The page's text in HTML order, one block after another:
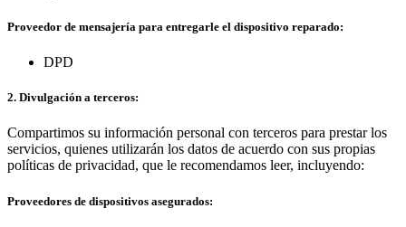
Proveedor de mensajería para entregarle el dispositivo reparado:
DPD
2. Divulgación a terceros:
Compartimos su información personal con terceros para prestar los
servicios, quienes utilizarán los datos de acuerdo con sus propias
políticas de privacidad, que le recomendamos leer, incluyendo:
Proveedores de dispositivos asegurados: